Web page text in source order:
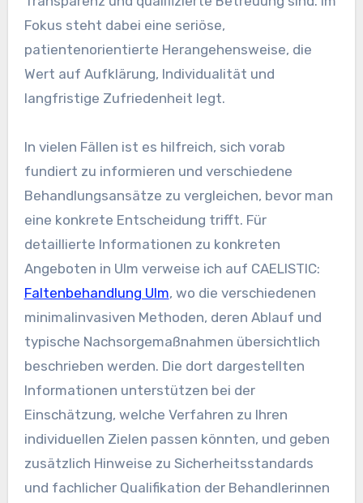
Fokus steht dabei eine seriöse,
patientenorientierte Herangehensweise, die
Wert auf Aufklärung, Individualität und
langfristige Zufriedenheit legt.
In vielen Fällen ist es hilfreich, sich vorab
fundiert zu informieren und verschiedene
Behandlungsansätze zu vergleichen, bevor man
eine konkrete Entscheidung trifft. Für
detaillierte Informationen zu konkreten
Angeboten in Ulm verweise ich auf CAELISTIC:
Faltenbehandlung Ulm, wo die verschiedenen
minimalinvasiven Methoden, deren Ablauf und
typische Nachsorgemaßnahmen übersichtlich
beschrieben werden. Die dort dargestellten
Informationen unterstützen bei der
Einschätzung, welche Verfahren zu Ihren
individuellen Zielen passen könnten, und geben
zusätzlich Hinweise zu Sicherheitsstandards
und fachlicher Qualifikation der Behandlerinnen